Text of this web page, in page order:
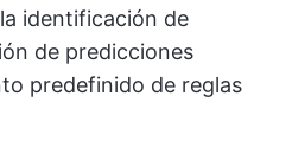
identificación de
de predicciones
predefinido de reglas